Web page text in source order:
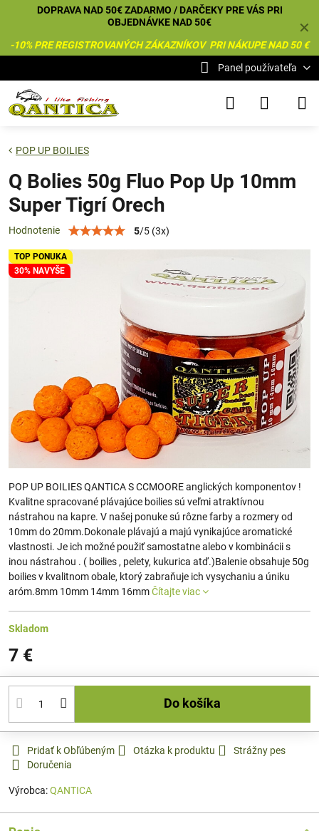
✕
DOPRAVA NAD 50€ ZADARMO / DARČEKY PRE VÁS PRI
OBJEDNÁVKE NAD 50€
-10% PRE REGISTROVANÝCH ZÁKAZNÍKOV PRI NÁKUPE NAD 50 €
Panel používateľa
TOP PONUKA
30% NAVYŠE
POP UP BOILIES
Q Bolies 50g Fluo Pop Up 10mm
Super Tigrí Orech
Hodnotenie 5/5 (3x)
POP UP BOILIES QANTICA S CCMOORE anglických komponentov !
Kvalitne spracované plávajúce boilies sú veľmi atraktívnou
nástrahou na kapre. V našej ponuke sú rôzne farby a rozmery od
10mm do 20mm.Dokonale plávajú a majú vynikajúce aromatické
vlastnosti. Je ich možné použiť samostatne alebo v kombinácii s
inou nástrahou . ( boilies , pelety, kukurica atď.)Balenie obsahuje 50g
boilies v kvalitnom obale, ktorý zabraňuje ich vysychaniu a úniku
aróm.8mm 10mm 14mm 16mmČítajte viac
Skladom
7 €
Do košíka
Pridať k Obľúbeným Otázka k produktu
Strážny pes
Doručenia
Výrobca:QANTICA